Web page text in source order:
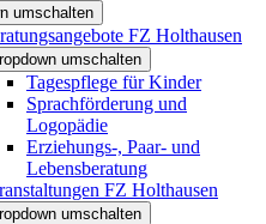
umschalten
FZ Holthausen
umschalten
Tagespflege für Kinder
Sprachförderung und
Logopädie
Erziehungs-, Paar- und
Lebensberatung
FZ Holthausen
umschalten